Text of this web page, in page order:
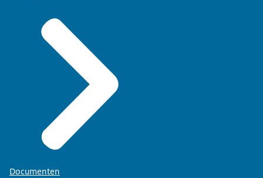
alle universitaire talencentra in Nederland
een van de aanbiederes die u kunt via de
Documenten